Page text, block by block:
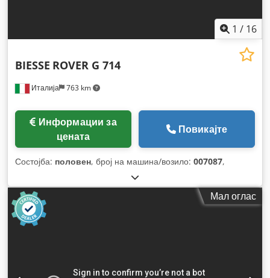
1 / 16
Италија 763 km
BIESSE ROVER G 714
цената
Повикајте
Состојба: половен, број на машина/возило: 007087,
Мал оглас